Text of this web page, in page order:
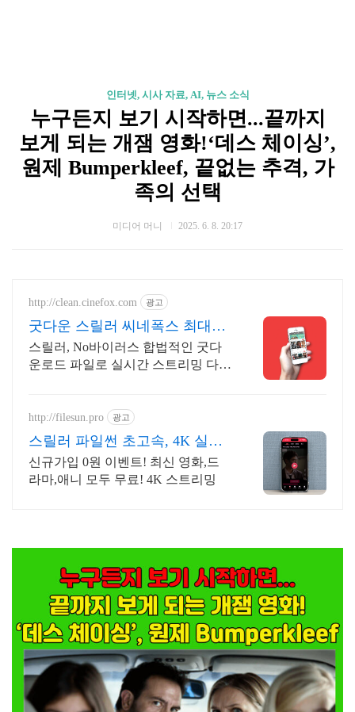
인터넷, 시사 자료, AI, 뉴스 소식
누구든지 보기 시작하면...끝까지
보게 되는 개잼 영화!‘데스 체이싱’,
원제 Bumperkleef, 끝없는 추격, 가
족의 선택
미디어 머니 2025. 6. 8. 20:17
http://clean.cinefox.com 광고
굿다운 스릴러 씨네폭스 최대3
만원+10%추가적립
스릴러, No바이러스 합법적인 굿다
운로드 파일로 실시간 스트리밍 다운
http://filesun.pro 광고
스릴러 파일썬 초고속, 4K 실시
간 보기!
신규가입 0원 이벤트! 최신 영화,드
라마,애니 모두 무료! 4K 스트리밍